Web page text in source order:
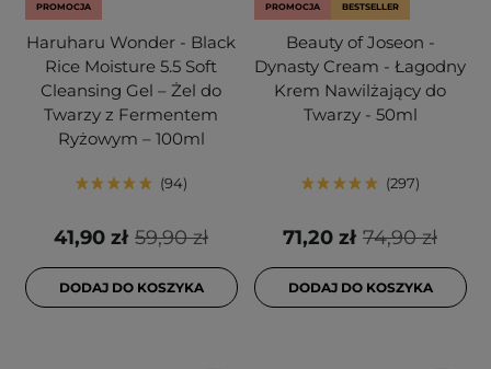
PROMOCJA
Haruharu Wonder - Black
Rice Moisture 5.5 Soft
Cleansing Gel – Żel do
Twarzy z Fermentem
Ryżowym – 100ml
94
59,90 zł
41,90 zł
DODAJ DO KOSZYKA
PROMOCJA BESTSELLER
Beauty of Joseon -
Dynasty Cream - Łagodny
Krem Nawilżający do
Twarzy - 50ml
297
74,90 zł
71,20 zł
DODAJ DO KOSZYKA